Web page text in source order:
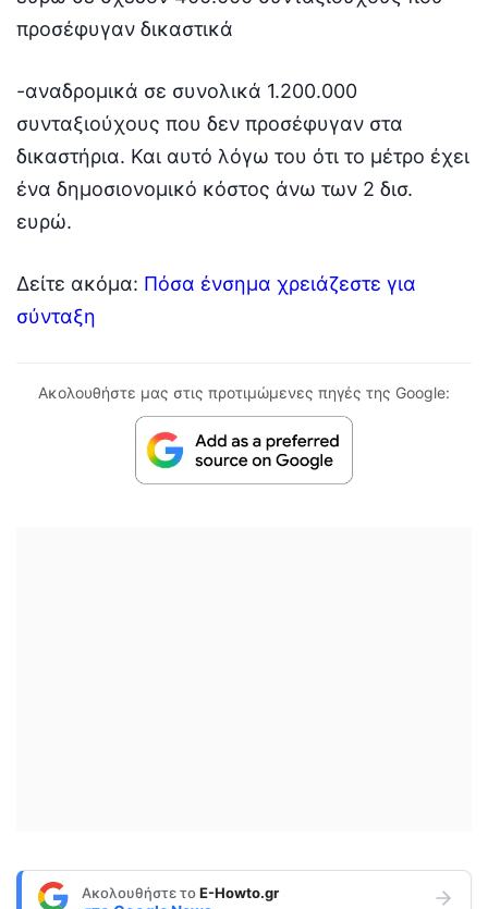
προσέφυγαν δικαστικά
-αναδρομικά σε συνολικά 1.200.000
συνταξιούχους που δεν προσέφυγαν στα
δικαστήρια. Και αυτό λόγω του ότι το μέτρο έχει
ένα δημοσιονομικό κόστος άνω των 2 δισ.
ευρώ.
Δείτε ακόμα: Πόσα ένσημα χρειάζεστε για
σύνταξη
Ακολουθήστε μας στις προτιμώμενες πηγές της Google:
Ακολουθήστε τοE-Howto.gr